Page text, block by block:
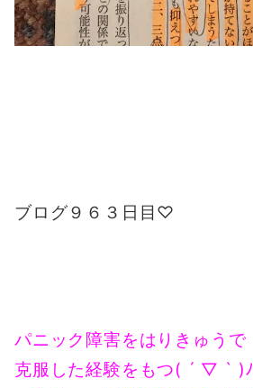
ブログ９６３日目♡
パニック障害をはりきゅうで
克服した経験をもつ( ´ ▽ ` )ﾉ